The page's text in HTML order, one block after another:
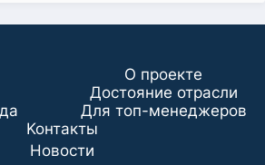
О проекте
Достояние отрасли
Для топ-менеджеров
Koнтaкты
Новости